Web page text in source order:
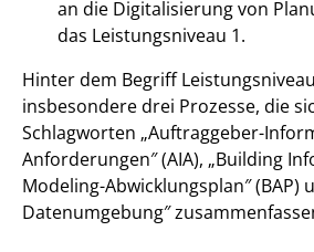
an die Digitalisierung von
das Leistungsniveau 1.
Hinter dem Begriff
insbesondere drei Prozesse, die
Schlagworten „Auftraggeber-
Anforderungen″ (AIA), „Building
Modeling-Abwicklungsplan″ (BAP)
Datenumgebung″